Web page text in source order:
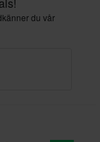
du vår